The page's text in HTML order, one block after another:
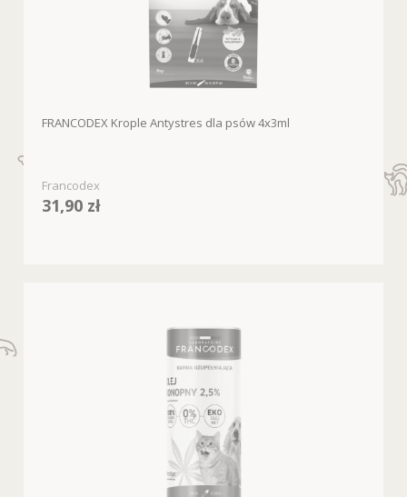
FRANCODEX Krople Antystres dla psów 4x3ml
Francodex
31,90 zł